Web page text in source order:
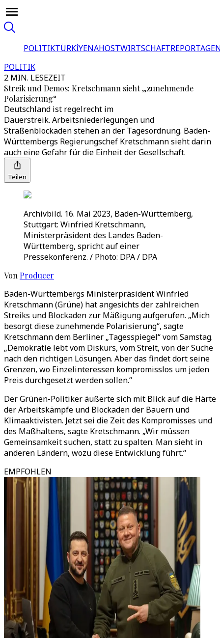
POLITIKTÜRKİYENAHOSTWIRTSCHAFT
POLITIK
2 MIN. LESEZEIT
Streik und Demos: Kretschmann sieht „zunehmende
Polarisierung“
Deutschland ist regelrecht im
Dauerstreik. Arbeitsniederlegungen und
Straßenblockaden stehen an der Tagesordnung. Baden-
Württembergs Regierungschef Kretschmann sieht darin
auch eine Gefahr für die Einheit der Gesellschaft.
Teilen
Archivbild. 16. Mai 2023, Baden-Württemberg,
Stuttgart: Winfried Kretschmann,
Ministerpräsident des Landes Baden-
Württemberg, spricht auf einer
Pressekonferenz. / Photo: DPA / DPA
Von Producer
Baden-Württembergs Ministerpräsident Winfried
Kretschmann (Grüne) hat angesichts der zahlreichen
Streiks und Blockaden zur Mäßigung aufgerufen. „Mich
besorgt diese zunehmende Polarisierung“, sagte
Kretschmann dem Berliner „Tagesspiegel“ vom Samstag.
„Demokratie lebt vom Diskurs, vom Streit, von der Suche
nach den richtigen Lösungen. Aber das findet dort seine
Grenzen, wo Einzelinteressen kompromisslos um jeden
Preis durchgesetzt werden sollen.“
Der Grünen-Politiker äußerte sich mit Blick auf die Härte
der Arbeitskämpfe und Blockaden der Bauern und
Klimaaktivisten. Jetzt sei die Zeit des Kompromisses und
des Maßhaltens, sagte Kretschmann. „Wir müssen
Gemeinsamkeit suchen, statt zu spalten. Man sieht in
anderen Ländern, wozu diese Entwicklung führt.“
EMPFOHLEN